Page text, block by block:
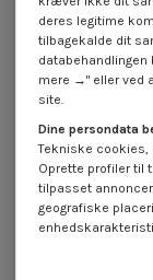
16 andre varer i
deres legitime
tilbagekalde dit
mere →" eller ved
site.
Dine persondata
Tekniske cookies,
Oprette profiler til
tilpasset
geografiske